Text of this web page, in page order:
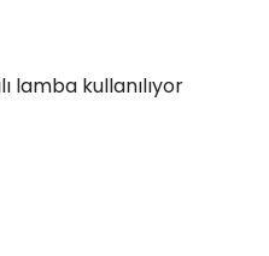
lamba kullanılıyor